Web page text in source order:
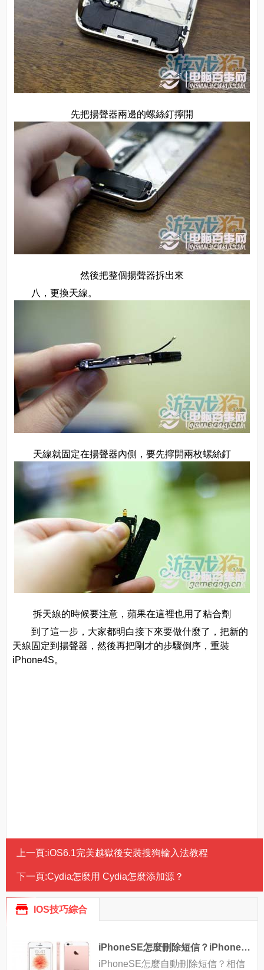
先把揚聲器兩邊的螺絲釘擰開
然後把整個揚聲器拆出來
八，更換天線。
天線就固定在揚聲器內側，要先擰開兩枚螺絲釘
拆天線的時候要注意，蘋果在這裡也用了粘合劑
到了這一步，大家都明白接下來要做什麼了，把新的
天線固定到揚聲器，然後再把剛才的步驟倒序，重裝
iPhone4S。
上一頁:iOS6.1完美越獄後安裝搜狗輸入法教程
下一頁:Cydia怎麼用 Cydia怎麼添加源？
IOS技巧綜合
iPhoneSE怎麼刪除短信？iPhoneSE設置自動刪除舊短信教程
iPhoneSE怎麼自動刪除短信？相信